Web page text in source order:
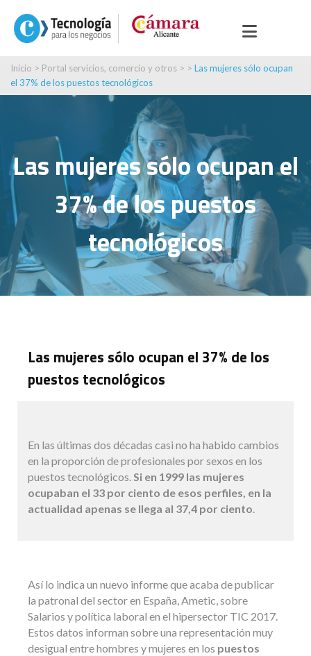
Inicio > Portal servicios, comercio y otros > > Las mujeres sólo ocupan
el 37% de los puestos tecnológicos
Las mujeres sólo ocupan el
37% de los puestos
tecnológicos
Las mujeres sólo ocupan el 37% de los
puestos tecnológicos
En las últimas dos décadas casi no ha habido cambios
en la proporción de profesionales por sexos en los
puestos tecnológicos.Si en 1999 las mujeres
ocupaban el 33 por ciento de esos perfiles, en la
actualidad apenas se llega al 37,4 por ciento.
Así lo indica un nuevo informe que acaba de publicar
la patronal del sector en España, Ametic, sobre
Salarios y política laboral en el hipersector TIC 2017.
Estos datos informan sobre una representación muy
desigual entre hombres y mujeres en los puestos